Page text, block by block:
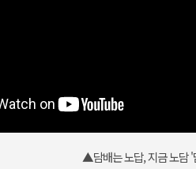
▲담배는 노답, 지금 노담 '